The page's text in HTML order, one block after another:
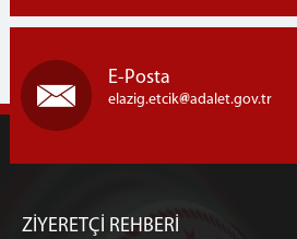
E-Posta
elazig.etcik adalet.gov.tr
ZİYERETÇİ REHBERİ